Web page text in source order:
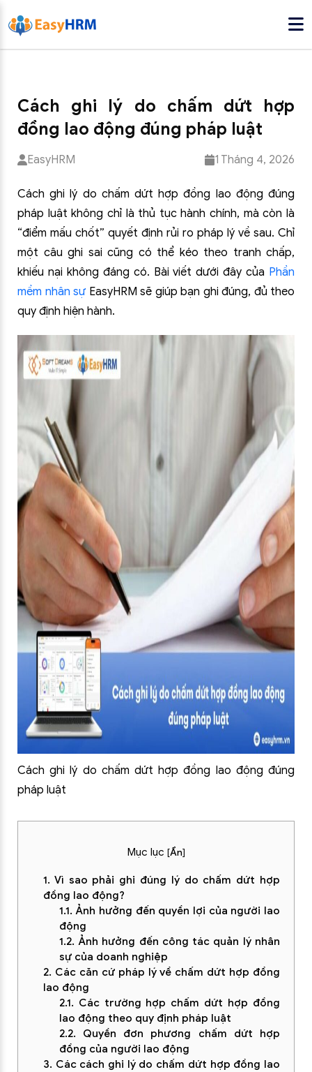
Cách ghi lý do chấm dứt hợp
đồng lao động đúng pháp luật
EasyHRM 1 Tháng 4, 2026
Cách ghi lý do chấm dứt hợp đồng lao động đúng
pháp luật không chỉ là thủ tục hành chính, mà còn là
“điểm mấu chốt” quyết định rủi ro pháp lý về sau. Chỉ
một câu ghi sai cũng có thể kéo theo tranh chấp,
khiếu nại không đáng có. Bài viết dưới đây của Phần
mềm nhân sự EasyHRM sẽ giúp bạn ghi đúng, đủ theo
quy định hiện hành.
Cách ghi lý do chấm dứt hợp đồng lao động đúng
pháp luật
Mục lục [Ẩn]
1. Vì sao phải ghi đúng lý do chấm dứt hợp
đồng lao động?
1.1. Ảnh hưởng đến quyền lợi của người lao
động
1.2. Ảnh hưởng đến công tác quản lý nhân
sự của doanh nghiệp
2. Các căn cứ pháp lý về chấm dứt hợp đồng
lao động
2.1. Các trường hợp chấm dứt hợp đồng
lao động theo quy định pháp luật
2.2. Quyền đơn phương chấm dứt hợp
đồng của người lao động
3. Các cách ghi lý do chấm dứt hợp đồng lao